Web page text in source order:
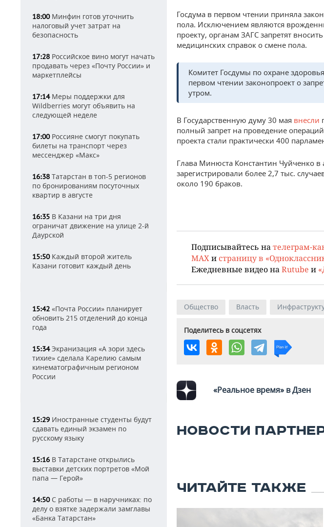
18:00Минфин готов уточнить
налоговый учет затрат на
безопасность
17:28 Российское вино могут начать
продавать через «Почту России» и
маркетплейсы
17:14Меры поддержки для
Wildberries могут объявить на
следующей неделе
17:00Россияне смогут покупать
билеты на транспорт через
мессенджер «Макс»
16:38 Татарстан в топ-5 регионов
по бронированиям посуточных
квартир в августе
16:35 В Казани на три дня
ограничат движение на улице 2-й
Даурской
15:50Каждый второй житель
Казани готовит каждый день
15:42 «Почта России» планирует
обновить 215 отделений до конца
года
15:34Экранизация «А зори здесь
тихие» сделала Карелию самым
кинематографичным регионом
России
15:29 Иностранные студенты будут
сдавать единый экзамен по
русскому языку
15:16 В Татарстане открылись
выставки детских портретов «Мой
папа — Герой»
14:50С работы — в наручниках: по
делу о взятке задержали замглавы
«Банка Татарстан»
Госдума в первом чтении приняла
пола. Исключением являются
проекту, органам ЗАГС запретят
медицинских справок о смене пола.
Комитет Госдумы по охране здоровья
первом чтении законопроект о
утром.
В Государственную думу 30 мая внесли
полный запрет на проведение
проекта стали практически 400
Глава Минюста Константин Чуйченко в
зарегистрировали более 2,7 тыс.
около 190 браков.
Подписывайтесь нателеграм-
MAXи страницу в
Ежедневные видео наRutube и
Общество Власть
Поделитесь в соцсетях
«Реальное время» в Дзен
НОВОСТИ
ЧИТАЙТЕ ТАКЖЕ